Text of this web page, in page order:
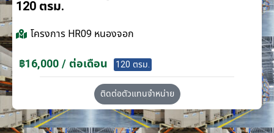
120 ตรม.
โครงการ HR09 หนองจอก
฿16,000 / ต่อเดือน 120 ตรม.
ติดต่อตัวแทนจำหน่าย